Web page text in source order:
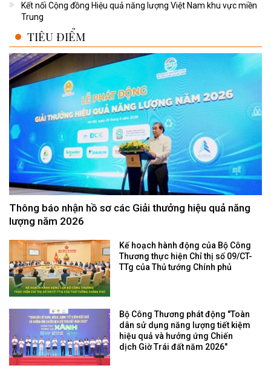
Kết nối Cộng đồng Hiệu quả năng lượng Việt Nam khu vực miền
Trung
TIÊU ĐIỂM
Thông báo nhận hồ sơ các Giải thưởng hiệu quả năng
lượng năm 2026
Kế hoạch hành động của Bộ Công
Thương thực hiện Chỉ thị số 09/CT-
TTg của Thủ tướng Chính phủ
Bộ Công Thương phát động "Toàn
dân sử dụng năng lượng tiết kiệm
hiệu quả và hưởng ứng Chiến
dịch Giờ Trái đất năm 2026"